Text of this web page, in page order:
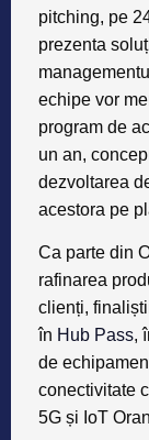
pitching, pe
prezenta
echipe vor
program de
un an,
dezvoltarea
acestora pe
Ca parte din
rafinarea
clienți,
în Hub Pass,
de
conectivitate
5G și IoT